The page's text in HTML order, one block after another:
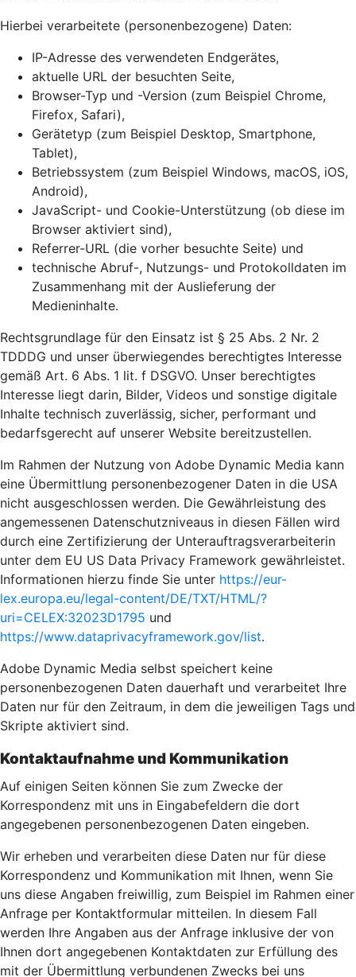
Hierbei verarbeitete (personenbezogene) Daten:
IP-Adresse des verwendeten Endgerätes,
aktuelle URL der besuchten Seite,
Browser-Typ und -Version (zum Beispiel Chrome,
Firefox, Safari),
Gerätetyp (zum Beispiel Desktop, Smartphone,
Tablet),
Betriebssystem (zum Beispiel Windows, macOS, iOS,
Android),
JavaScript- und Cookie-Unterstützung (ob diese im
Browser aktiviert sind),
Referrer-URL (die vorher besuchte Seite) und
technische Abruf-, Nutzungs- und Protokolldaten im
Zusammenhang mit der Auslieferung der
Medieninhalte.
Rechtsgrundlage für den Einsatz ist § 25 Abs. 2 Nr. 2
TDDDG und unser überwiegendes berechtigtes Interesse
gemäß Art. 6 Abs. 1 lit. f DSGVO. Unser berechtigtes
Interesse liegt darin, Bilder, Videos und sonstige digitale
Inhalte technisch zuverlässig, sicher, performant und
bedarfsgerecht auf unserer Website bereitzustellen.
Im Rahmen der Nutzung von Adobe Dynamic Media kann
eine Übermittlung personenbezogener Daten in die USA
nicht ausgeschlossen werden. Die Gewährleistung des
angemessenen Datenschutzniveaus in diesen Fällen wird
durch eine Zertifizierung der Unterauftragsverarbeiterin
unter dem EU US Data Privacy Framework gewährleistet.
Informationen hierzu finde Sie unter https://eur-
lex.europa.eu/legal-content/DE/TXT/HTML/?
uri=CELEX:32023D1795 und
https://www.dataprivacyframework.gov/list.
Adobe Dynamic Media selbst speichert keine
personenbezogenen Daten dauerhaft und verarbeitet Ihre
Daten nur für den Zeitraum, in dem die jeweiligen Tags und
Skripte aktiviert sind.
Kontaktaufnahme und Kommunikation
Auf einigen Seiten können Sie zum Zwecke der
Korrespondenz mit uns in Eingabefeldern die dort
angegebenen personenbezogenen Daten eingeben.
Wir erheben und verarbeiten diese Daten nur für diese
Korrespondenz und Kommunikation mit Ihnen, wenn Sie
uns diese Angaben freiwillig, zum Beispiel im Rahmen einer
Anfrage per Kontaktformular mitteilen. In diesem Fall
werden Ihre Angaben aus der Anfrage inklusive der von
Ihnen dort angegebenen Kontaktdaten zur Erfüllung des
mit der Übermittlung verbundenen Zwecks bei uns